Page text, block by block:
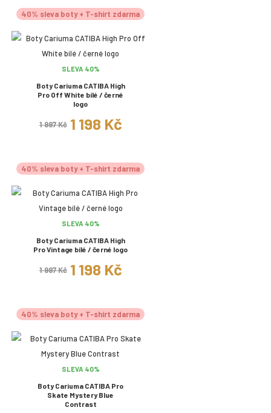
40% sleva boty + T-shirt zdarma
SLEVA 40%
Boty Cariuma CATIBA High
Pro Off White bílé / černé
logo
1 997 Kč 1 198 Kč
40% sleva boty + T-shirt zdarma
SLEVA 40%
Boty Cariuma CATIBA High
Pro Vintage bílé / černé logo
1 997 Kč 1 198 Kč
40% sleva boty + T-shirt zdarma
SLEVA 40%
Boty Cariuma CATIBA Pro
Skate Mystery Blue
Contrast